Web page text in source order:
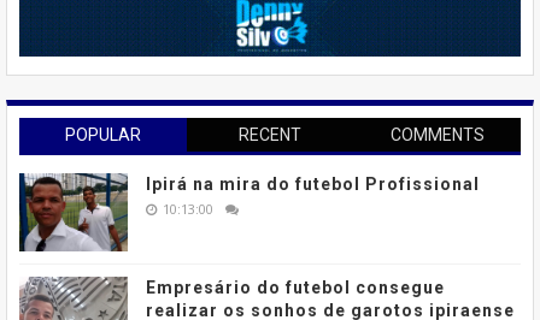
POPULAR RECENT COMMENTS
Ipirá na mira do futebol Profissional
10:13:00
Empresário do futebol consegue
realizar os sonhos de garotos ipiraense